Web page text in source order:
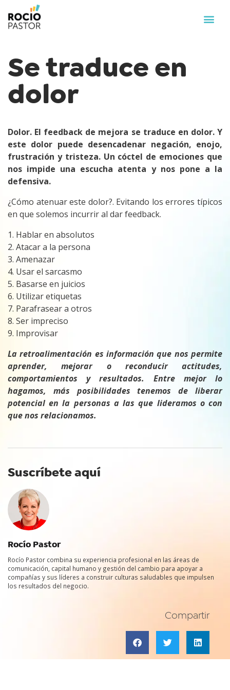
Se traduce en
dolor
Dolor. El feedback de mejora se traduce en dolor. Y
este dolor puede desencadenar negación, enojo,
frustración y tristeza. Un cóctel de emociones que
nos impide una escucha atenta y nos pone a la
defensiva.
¿Cómo atenuar este dolor?. Evitando los errores típicos
en que solemos incurrir al dar feedback.
1. Hablar en absolutos
2. Atacar a la persona
3. Amenazar
4. Usar el sarcasmo
5. Basarse en juicios
6. Utilizar etiquetas
7. Parafrasear a otros
8. Ser impreciso
9. Improvisar
La retroalimentación es información que nos permite
aprender, mejorar o reconducir actitudes,
comportamientos y resultados. Entre mejor lo
hagamos, más posibilidades tenemos de liberar
potencial en la personas a las que lideramos o con
que nos relacionamos.
Suscríbete aquí
Rocío Pastor
Rocío Pastor combina su experiencia profesional en las áreas de
comunicación, capital humano y gestión del cambio para apoyar a
compañías y sus líderes a construir culturas saludables que impulsen
los resultados del negocio.
Compartir